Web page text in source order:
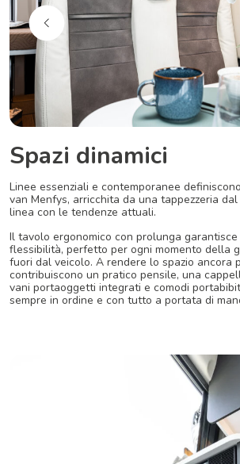
Spazi dinamici
Linee essenziali e contemporanee definiscono
van Menfys, arricchita da una tappezzeria dal
linea con le tendenze attuali.
Il tavolo ergonomico con prolunga garantisce
flessibilità, perfetto per ogni momento della
fuori dal veicolo. A rendere lo spazio ancora
contribuiscono un pratico pensile, una
vani portaoggetti integrati e comodi
sempre in ordine e con tutto a portata di